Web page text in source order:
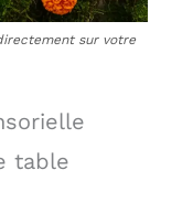
sur votre
table